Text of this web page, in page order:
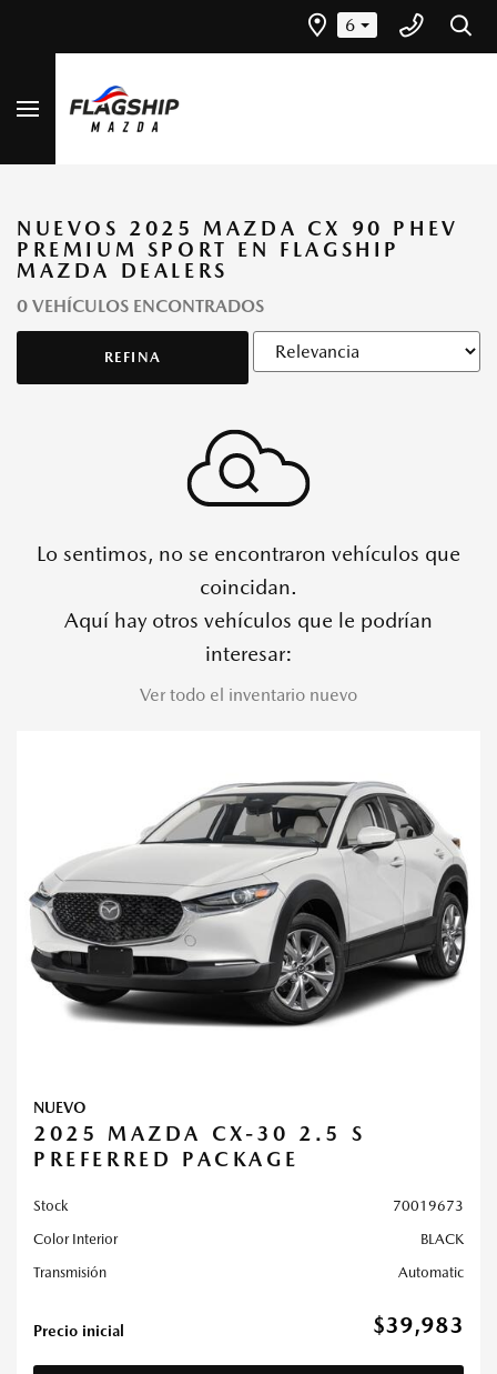
6
NUEVOS 2025 MAZDA CX 90 PHEV
PREMIUM SPORT EN FLAGSHIP
MAZDA DEALERS
0 VEHÍCULOS ENCONTRADOS
REFINA
Lo sentimos, no se encontraron vehículos que
coincidan.
Aquí hay otros vehículos que le podrían
interesar:
Ver todo el inventario nuevo
NUEVO
2025 MAZDA CX-30 2.5 S
PREFERRED PACKAGE
Stock
70019673
Color Interior
BLACK
Transmisión
Automatic
Precio inicial $39,983